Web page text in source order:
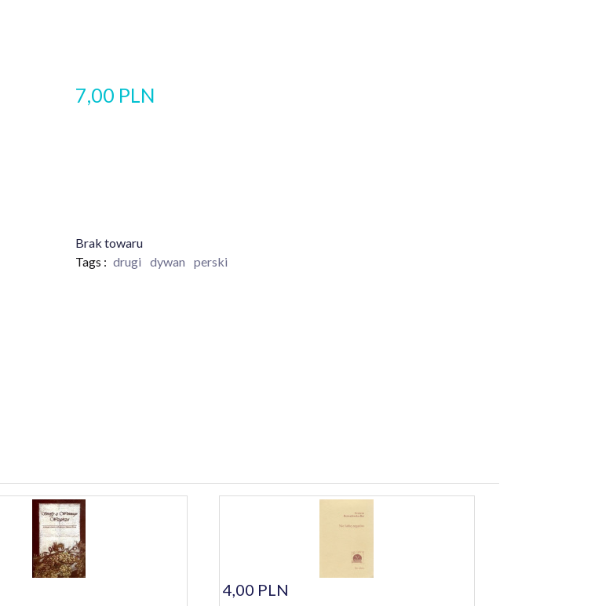
7,00 PLN
Brak towaru
Tags : drugi dywan perski
4,00 PLN